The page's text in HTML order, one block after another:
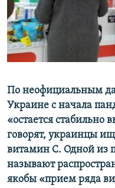
ПОБЕДИТЕЛЕЙ НЕ СУДЯТ?
КРЫМ.НЕПОКОРЕННЫЙ
ELIFBE
ПРИСОЕДИНЯЙТЕСЬ!
Все сайты RFE/RL
По неофициальным
Украине с начала
«остается стабильно
говорят, украинцы
витамин С. Одной из
называют
якобы «прием ряда